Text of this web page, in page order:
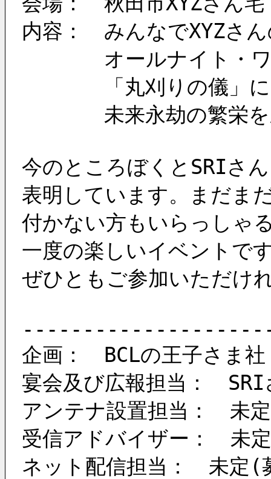
内容：　みんなでXYZさ
オールナイト・ワッ
「丸刈りの儀」にて
未来永劫の繁栄を
今のところぼくとSRIさ
表明しています。まだま
付かない方もいらっしゃ
一度の楽しいイベントで
ぜひともご参加いただけ
企画：　BCLの王子さま社
宴会及び広報担当：　SRI
アンテナ設置担当：　未
受信アドバイザー：　未
ネット配信担当：　未定(